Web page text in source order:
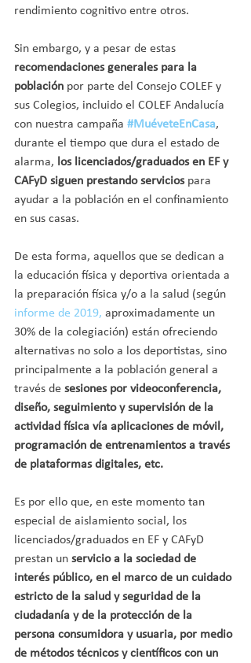
rendimiento cognitivo entre otros.
Sin embargo, y a pesar de estas
recomendaciones generales para la
población por parte del Consejo COLEF y
sus Colegios, incluido el COLEF Andalucía
con nuestra campaña #MuéveteEnCasa,
durante el tiempo que dura el estado de
alarma, los licenciados/graduados en EF y
CAFyD siguen prestando servicios para
ayudar a la población en el confinamiento
en sus casas.
De esta forma, aquellos que se dedican a
la educación física y deportiva orientada a
la preparación física y/o a la salud (según
informe de 2019, aproximadamente un
30% de la colegiación) están ofreciendo
alternativas no solo a los deportistas, sino
principalmente a la población general a
través de sesiones por videoconferencia,
diseño, seguimiento y supervisión de la
actividad física vía aplicaciones de móvil,
programación de entrenamientos a través
de plataformas digitales, etc.
Es por ello que, en este momento tan
especial de aislamiento social, los
licenciados/graduados en EF y CAFyD
prestan un servicio a la sociedad de
interés público, en el marco de un cuidado
estricto de la salud y seguridad de la
ciudadanía y de la protección de la
persona consumidora y usuaria, por medio
de métodos técnicos y científicos con un